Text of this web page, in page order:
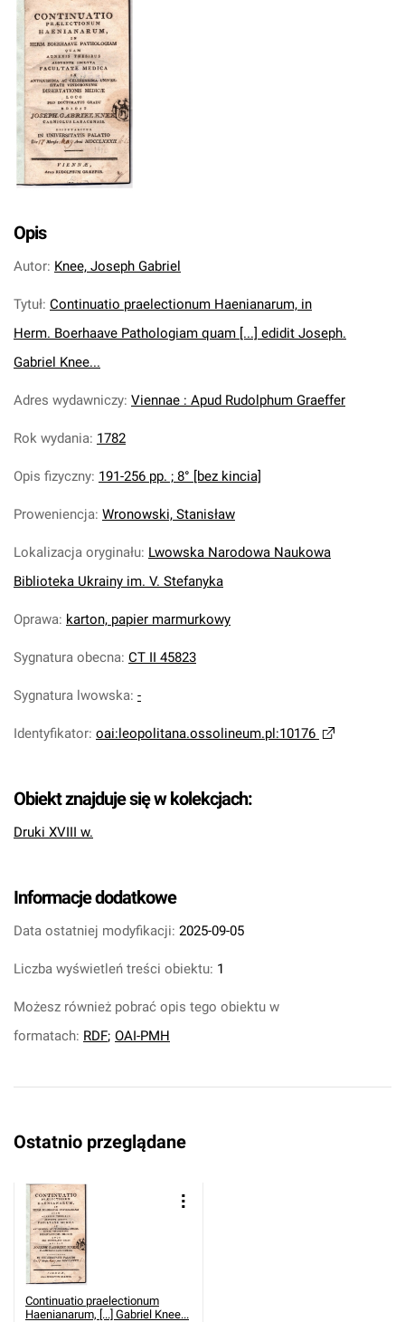
Opis
Autor: Knee, Joseph Gabriel
Tytuł: Continuatio praelectionum Haenianarum, in
Herm. Boerhaave Pathologiam quam [...] edidit Joseph.
Gabriel Knee...
Adres wydawniczy: Viennae : Apud Rudolphum Graeffer
Rok wydania: 1782
Opis fizyczny: 191-256 pp. ; 8° [bez kincia]
Proweniencja: Wronowski, Stanisław
Lokalizacja oryginału: Lwowska Narodowa Naukowa
Biblioteka Ukrainy im. V. Stefanyka
Oprawa: karton, papier marmurkowy
Sygnatura obecna: CT II 45823
Sygnatura lwowska: -
Identyfikator: oai:leopolitana.ossolineum.pl:10176
Obiekt znajduje się w kolekcjach:
Druki XVIII w.
Informacje dodatkowe
Data ostatniej modyfikacji: 2025-09-05
Liczba wyświetleń treści obiektu: 1
Możesz również pobrać opis tego obiektu w
formatach: RDF; OAI-PMH
Ostatnio przeglądane
Continuatio praelectionum
Haenianarum, [...] Gabriel Knee...